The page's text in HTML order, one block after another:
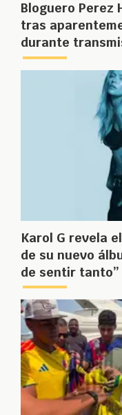
Bloguero Perez
tras
durante
Karol G revela
de su nuevo
de sentir tanto”